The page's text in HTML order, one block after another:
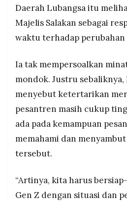
Daerah Lubangsa itu
Majelis Salakan sebagai
waktu terhadap perubahan
Ia tak mempersoalkan
mondok. Justru sebaliknya,
menyebut ketertarikan
pesantren masih cukup
ada pada kemampuan
memahami dan
tersebut.
“Artinya, kita harus
Gen Z dengan situasi dan